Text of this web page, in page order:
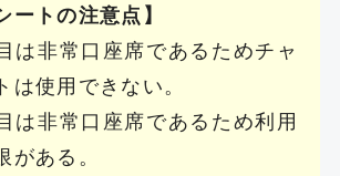
ートの注意点】
は非常口座席であるためチャ
は使用できない。
は非常口座席であるため利用
がある。